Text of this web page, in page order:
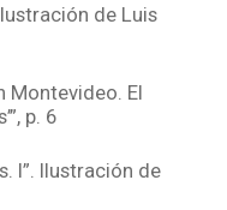
de Luis
Montevideo. El
p. 6
I”. Ilustración de